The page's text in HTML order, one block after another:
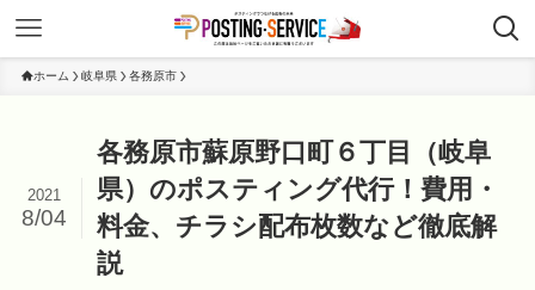
ホーム 岐阜県 各務原市
各務原市蘇原野口町６丁目（岐阜
県）のポスティング代行！費用・
料金、チラシ配布枚数など徹底解
説
2021
8/04